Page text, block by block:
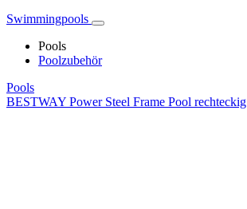
Swimmingpools
Pools
Poolzubehör
Pools
BESTWAY Power Steel Frame Pool rechteckig